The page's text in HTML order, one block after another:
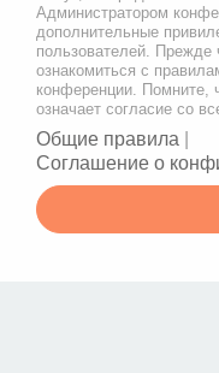
Администратором
дополнительные
пользователей. Прежде
ознакомиться с
конференции. Помните,
означает согласие со
Общие правила
Соглашение о